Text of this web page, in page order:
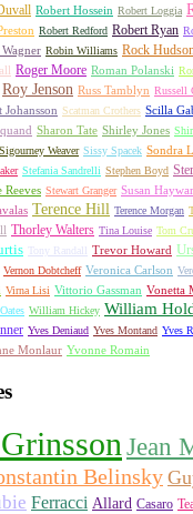
Robert Hossein Robert Loggia
Robert Redford Robert Ryan
Robin Williams Rock
Roger Moore Roman Polanski
Roy Jenson Russ Tamblyn Russell
Johansson Scatman Crothers Scilla
Sharon Tate Shirley Jones
Sigourney Weaver Sissy Spacek Sondra
Stefania Sandrelli Stephen Boyd
Reeves Stewart Granger Susan
Terence Hill Terence Morgan
Thorley Walters Tina Louise Tom
Tony Randall Trevor Howard
Vernon Dobtcheff Veronica Carlson
Virna Lisi Vittorio Gassman Vonetta
William Hickey William
Yves Deniaud Yves Montand Yves
Monlaur Yvonne Romain
Jean
Belinsky
Ferracci Allard Casaro